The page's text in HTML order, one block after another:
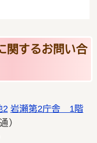
関するお問い合
2 岩瀬第2庁舎 1階
）